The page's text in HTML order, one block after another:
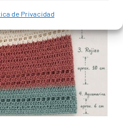
de Privacidad